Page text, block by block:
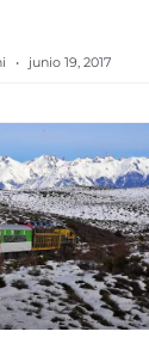
junio 19, 2017